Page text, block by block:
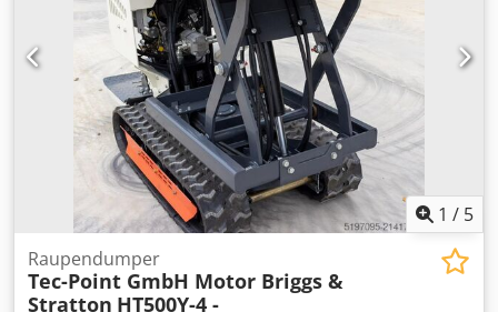
1 / 5
Raupendumper
Tec-Point GmbH Motor Briggs &
Stratton HT500Y-4 -